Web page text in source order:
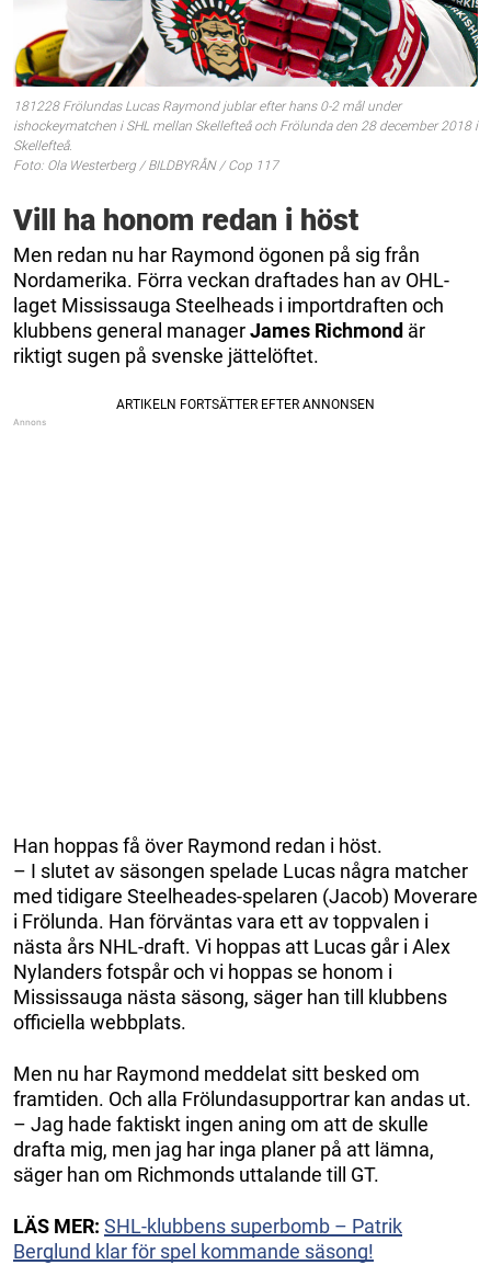
181228 Frölundas Lucas Raymond jublar efter hans 0-2 mål under
ishockeymatchen i SHL mellan Skellefteå och Frölunda den 28 december 2018 i
Skellefteå.
Foto: Ola Westerberg / BILDBYRÅN / Cop 117
Vill ha honom redan i höst
Men redan nu har Raymond ögonen på sig från
Nordamerika. Förra veckan draftades han av OHL-
laget Mississauga Steelheads i importdraften och
klubbens general managerJames Richmond är
riktigt sugen på svenske jättelöftet.
Han hoppas få över Raymond redan i höst.
– I slutet av säsongen spelade Lucas några matcher
med tidigare Steelheades-spelaren (Jacob) Moverare
i Frölunda. Han förväntas vara ett av toppvalen i
nästa års NHL-draft. Vi hoppas att Lucas går i Alex
Nylanders fotspår och vi hoppas se honom i
Mississauga nästa säsong, säger han till klubbens
officiella webbplats.
Men nu har Raymond meddelat sitt besked om
framtiden. Och alla Frölundasupportrar kan andas ut.
– Jag hade faktiskt ingen aning om att de skulle
drafta mig, men jag har inga planer på att lämna,
säger han om Richmonds uttalande till GT.
LÄS MER: SHL-klubbens superbomb – Patrik
Berglund klar för spel kommande säsong!